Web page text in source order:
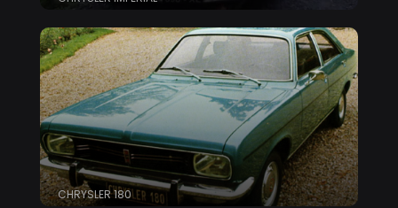
CHRYSLER 180